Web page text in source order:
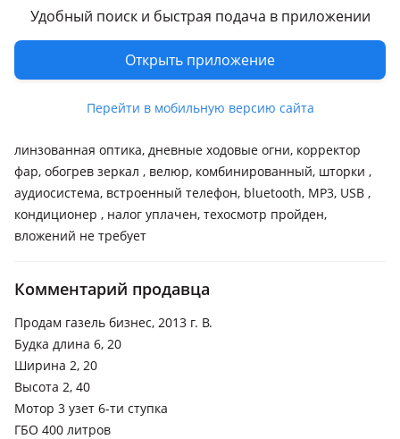
Удобный поиск и быстрая подача в приложении
Открыть приложение
Перейти в мобильную версию сайта
Руль
Слева
Цвет
Растаможен в Казахстане
Да
линзованная оптика, дневные ходовые огни, корректор
фар, обогрев зеркал , велюр, комбинированный, шторки ,
аудиосистема, встроенный телефон, bluetooth, MP3, USB ,
кондиционер , налог уплачен, техосмотр пройден,
вложений не требует
Комментарий продавца
Продам газель бизнес, 2013 г. В.
Будка длина 6, 20
Ширина 2, 20
Высота 2, 40
Мотор 3 узет 6-ти ступка
ГБО 400 литров